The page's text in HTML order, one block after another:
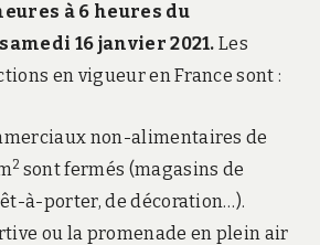
à 6 heures du
16 janvier 2021. Les
en vigueur en France sont :
non-alimentaires de
2 sont fermés (magasins de
à-porter, de décoration…).
ou la promenade en plein air